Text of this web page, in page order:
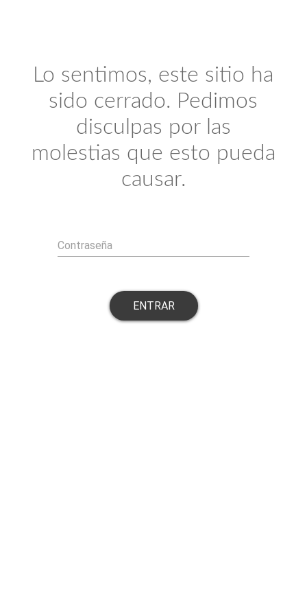
Lo sentimos, este sitio ha
sido cerrado. Pedimos
disculpas por las
molestias que esto pueda
causar.
Contraseña
ENTRAR